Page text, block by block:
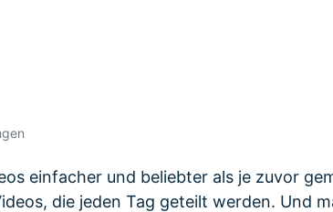
einfacher und beliebter als je zuvor
die jeden Tag geteilt werden. Und